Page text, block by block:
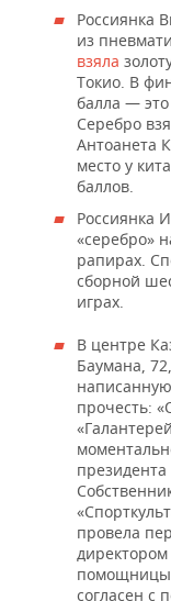
ХОККЕЙ С
ПРОИСШЕСТВИЯ
Россиянка
из
взяла
Токио. В
балла —
Серебро
Антоанета
место у
баллов.
Россиянка
«серебро»
рапирах.
сборной
играх.
В центре
Баумана, 72,
прочесть:
президента
провела
помощницы
согласен с